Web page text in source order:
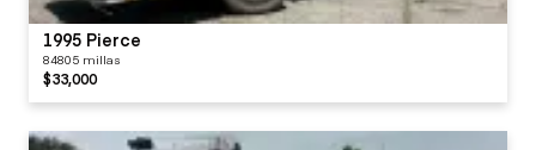
1995 Pierce
84805 millas
$33,000